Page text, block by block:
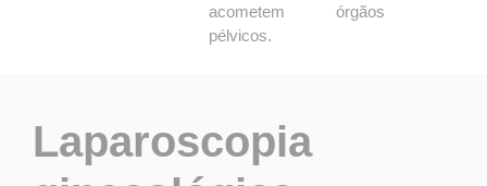
acometem órgãos
pélvicos.
Laparoscopia